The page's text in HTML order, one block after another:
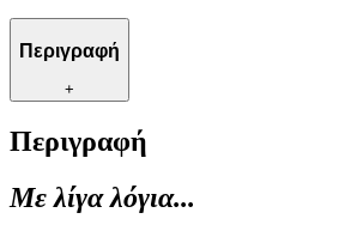
Περιγραφή
+
Περιγραφή
Με λίγα λόγια...